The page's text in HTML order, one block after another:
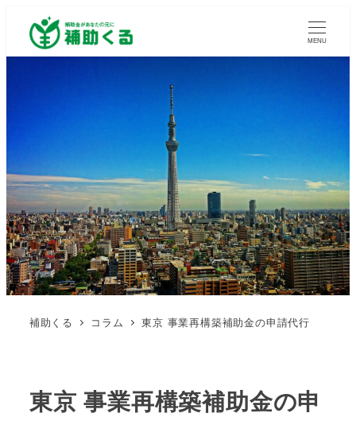
MENU
補助くる コラム 東京 事業再構築補助金の申請代行
東京 事業再構築補助金の申